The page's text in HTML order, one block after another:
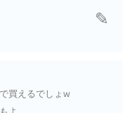
買えるでしょw